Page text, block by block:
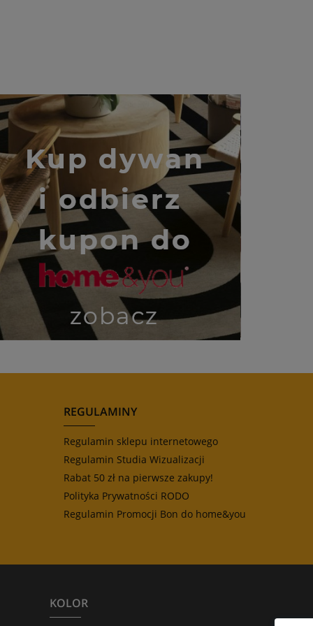
REGULAMINY
Regulamin sklepu internetowego
Regulamin Studia Wizualizacji
Rabat 50 zł na pierwsze zakupy!
Polityka Prywatności RODO
Regulamin Promocji Bon do home&you
KOLOR